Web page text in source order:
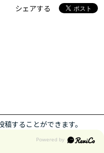
シェアする
することができます。